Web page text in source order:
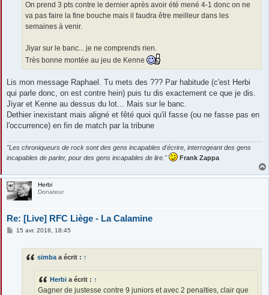
On prend 3 pts contre le dernier après avoir été mené 4-1 donc on ne
va pas faire la fine bouche mais il faudra être meilleur dans les
semaines à venir.
Jiyar sur le banc... je ne comprends rien.
Très bonne montée au jeu de Kenne
Lis mon message Raphael. Tu mets des ??? Par habitude (c'est Herbi
qui parle donc, on est contre hein) puis tu dis exactement ce que je dis.
Jiyar et Kenne au dessus du lot... Mais sur le banc.
Dethier inexistant mais aligné et fêté quoi qu'il fasse (ou ne fasse pas en
l'occurrence) en fin de match par la tribune
"Les chroniqueurs de rock sont des gens incapables d'écrire, interrogeant des gens
incapables de parler, pour des gens incapables de lire."
Frank Zappa
Herbi
Donateur
Re: [Live] RFC Liège - La Calamine
M15 avr. 2018, 18:45
simba a écrit : ↑
Herbi a écrit : ↑
Gagner de justesse contre 9 juniors et avec 2 penalties, clair que